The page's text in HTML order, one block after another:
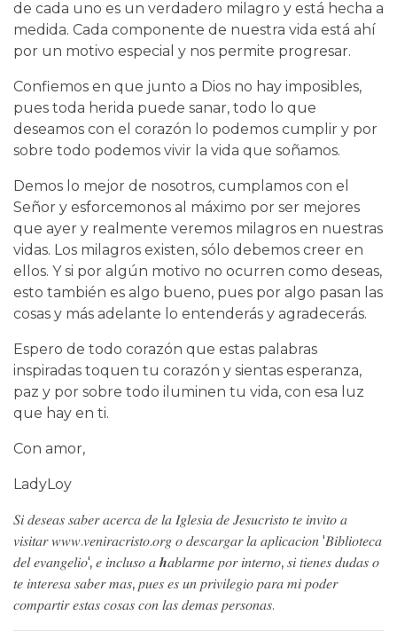
de cada uno es un verdadero milagro y está hecha a
medida. Cada componente de nuestra vida está ahí
por un motivo especial y nos permite progresar.
Confiemos en que junto a Dios no hay imposibles,
pues toda herida puede sanar, todo lo que
deseamos con el corazón lo podemos cumplir y por
sobre todo podemos vivir la vida que soñamos.
Demos lo mejor de nosotros, cumplamos con el
Señor y esforcemonos al máximo por ser mejores
que ayer y realmente veremos milagros en nuestras
vidas. Los milagros existen, sólo debemos creer en
ellos. Y si por algún motivo no ocurren como deseas,
esto también es algo bueno, pues por algo pasan las
cosas y más adelante lo entenderás y agradecerás.
Espero de todo corazón que estas palabras
inspiradas toquen tu corazón y sientas esperanza,
paz y por sobre todo iluminen tu vida, con esa luz
que hay en ti.
Con amor,
LadyLoy
𝑆𝑖 𝑑𝑒𝑠𝑒𝑎𝑠 𝑠𝑎𝑏𝑒𝑟 𝑎𝑐𝑒𝑟𝑐𝑎 𝑑𝑒 𝑙𝑎 𝐼𝑔𝑙𝑒𝑠𝑖𝑎 𝑑𝑒 𝐽𝑒𝑠𝑢𝑐𝑟𝑖𝑠𝑡𝑜 𝑡𝑒 𝑖𝑛𝑣𝑖𝑡𝑜 𝑎
𝑣𝑖𝑠𝑖𝑡𝑎𝑟 𝑤𝑤𝑤.𝑣𝑒𝑛𝑖𝑟𝑎𝑐𝑟𝑖𝑠𝑡𝑜.𝑜𝑟𝑔 𝑜 𝑑𝑒𝑠𝑐𝑎𝑟𝑔𝑎𝑟 𝑙𝑎 𝑎𝑝𝑙𝑖𝑐𝑎𝑐𝑖𝑜𝑛 '𝐵𝑖𝑏𝑙𝑖𝑜𝑡𝑒𝑐𝑎
𝑑𝑒𝑙 𝑒𝑣𝑎𝑛𝑔𝑒𝑙𝑖𝑜', 𝑒 𝑖𝑛𝑐𝑙𝑢𝑠𝑜 𝑎 𝒉𝑎𝑏𝑙𝑎𝑟𝑚𝑒 𝑝𝑜𝑟 𝑖𝑛𝑡𝑒𝑟𝑛𝑜, 𝑠𝑖 𝑡𝑖𝑒𝑛𝑒𝑠 𝑑𝑢𝑑𝑎𝑠 𝑜
𝑡𝑒 𝑖𝑛𝑡𝑒𝑟𝑒𝑠𝑎 𝑠𝑎𝑏𝑒𝑟 𝑚𝑎𝑠, 𝑝𝑢𝑒𝑠 𝑒𝑠 𝑢𝑛 𝑝𝑟𝑖𝑣𝑖𝑙𝑒𝑔𝑖𝑜 𝑝𝑎𝑟𝑎 𝑚𝑖 𝑝𝑜𝑑𝑒𝑟
𝑐𝑜𝑚𝑝𝑎𝑟𝑡𝑖𝑟 𝑒𝑠𝑡𝑎𝑠 𝑐𝑜𝑠𝑎𝑠 𝑐𝑜𝑛 𝑙𝑎𝑠 𝑑𝑒𝑚𝑎𝑠 𝑝𝑒𝑟𝑠𝑜𝑛𝑎𝑠.